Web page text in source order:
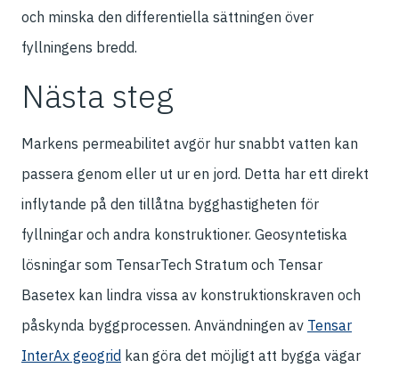
och minska den differentiella sättningen över
fyllningens bredd.
Nästa steg
Markens permeabilitet avgör hur snabbt vatten kan
passera genom eller ut ur en jord. Detta har ett direkt
inflytande på den tillåtna bygghastigheten för
fyllningar och andra konstruktioner. Geosyntetiska
lösningar som TensarTech Stratum och Tensar
Basetex kan lindra vissa av konstruktionskraven och
påskynda byggprocessen. Användningen av Tensar
InterAx geogrid kan göra det möjligt att bygga vägar